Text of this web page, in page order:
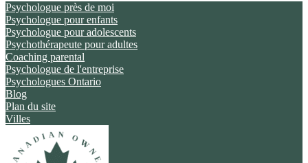
Psychologue près de moi
Psychologue pour enfants
Psychologue pour adolescents
Psychothérapeute pour adultes
Coaching parental
Psychologue de l'entreprise
Psychologues Ontario
Blog
Plan du site
Villes